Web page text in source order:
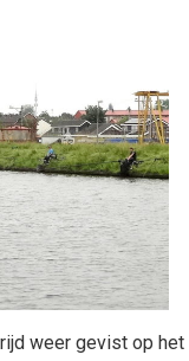
weer gevist op het